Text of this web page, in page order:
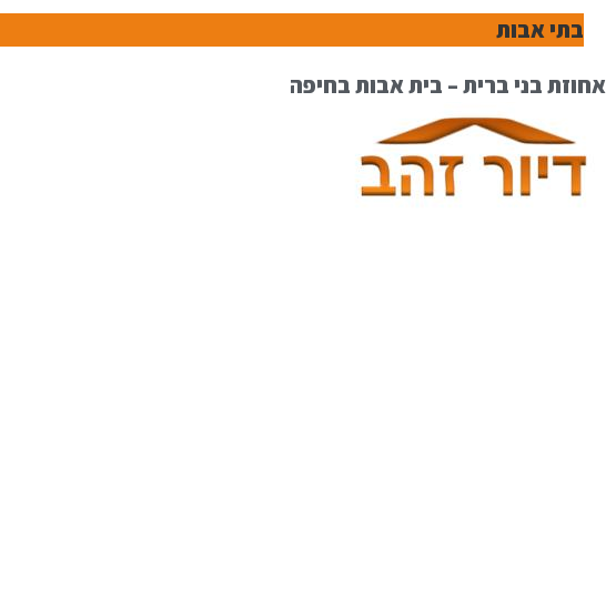
בתי אבות
אחוזת בני ברית – בית אבות בחיפה